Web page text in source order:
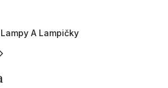
A Lampičky